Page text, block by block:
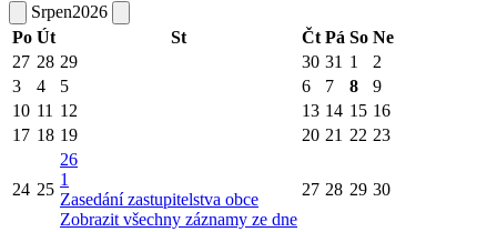
Srpen2026
Po Út St Čt Pá So Ne
27 28 29 30 31 1
2
3
4 5 6 7 8
9
10 11 12 13 14 15 16
17 18 19 20 21 22 23
24 25
26
1
Zasedání zastupitelstva obce
Zobrazit všechny záznamy ze dne
27 28 29 30